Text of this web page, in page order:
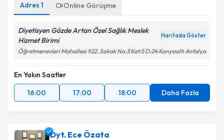
Adres 1 Online Görüşme
Diyetisyen Gözde Artan Özel Sağlık Meslek
Hizmet Birimi
Haritada Göster
Öğretmenevleri Mahallesi 922. Sokak No:3 Kat:5 D:24 Konyaaltı Antalya
En Yakın Saatler
16:00
17:00 18:00 Daha Fazla
Dyt. Ece Özata